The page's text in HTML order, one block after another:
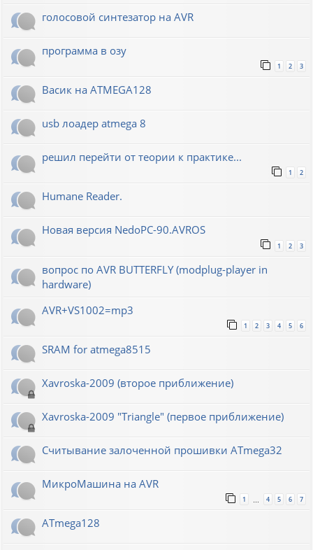
голосовой синтезатор на AVR
программа в озу
1 2 3
Васик на ATMEGA128
usb лоадер atmega 8
решил перейти от теории к практике...
1 2
Humane Reader.
Новая версия NedoPC-90.AVROS
1 2 3
вопрос по AVR BUTTERFLY (modplug-player in
hardware)
AVR+VS1002=mp3
1 2 3 4 5 6
SRAM for atmega8515
Xavroska-2009 (второе приближение)
Xavroska-2009 "Triangle" (первое приближение)
Считывание залоченной прошивки ATmega32
МикроМашина на AVR
1 4 5 6 7
ATmega128